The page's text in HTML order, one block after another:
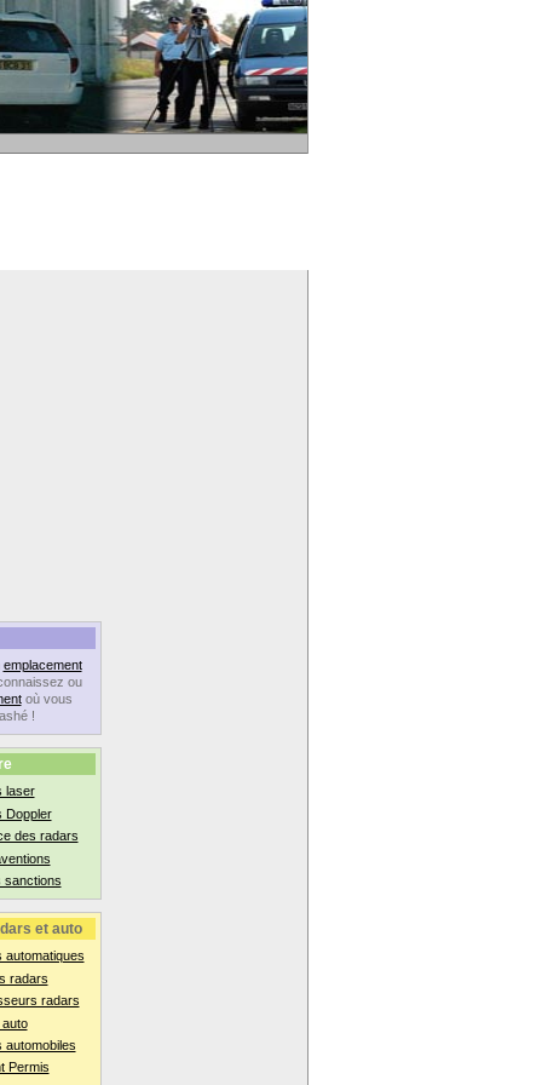
emplacement
ou
où vous
!
laser
Doppler
des radars
sanctions
et auto
automatiques
radars
radars
automobiles
Permis